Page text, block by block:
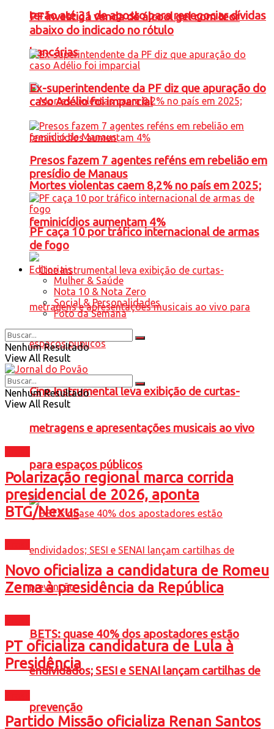
terão até 31 de agosto para renegociar dívidas
bancárias
Mortes violentas caem 8,2% no país em 2025;
feminicídios aumentam 4%
Cine Instrumental leva exibição de curtas-
metragens e apresentações musicais ao vivo
para espaços públicos
BETS: quase 40% dos apostadores estão
endividados; SESI e SENAI lançam cartilhas de
prevenção
PF investiga venda de álcool gel com teor
abaixo do indicado no rótulo
Ex-superintendente da PF diz que apuração do
caso Adélio foi imparcial
Presos fazem 7 agentes reféns em rebelião em
presídio de Manaus
PF caça 10 por tráfico internacional de armas
de fogo
Editoriais
Mulher & Saúde
Nota 10 & Nota Zero
Social & Personalidades
Foto da Semana
Nenhum Resultado
View All Result
Nenhum Resultado
View All Result
Polarização regional marca corrida
presidencial de 2026, aponta
BTG/Nexus
Novo oficializa a candidatura de Romeu
Zema à presidência da República
PT oficializa candidatura de Lula à
Presidência
Partido Missão oficializa Renan Santos